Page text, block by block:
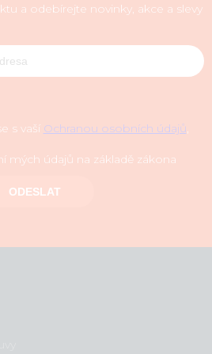
a odebírejte novinky, akce a slevy
s vaší Ochranou osobních údajů,
mých údajů na základě zákona
ODESLAT